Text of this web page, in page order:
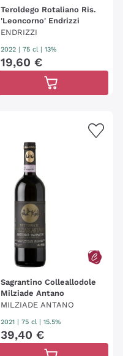
Teroldego Rotaliano Ris.
'Leoncorno' Endrizzi
ENDRIZZI
2022 75 cl | 13%
19,60 €
Sagrantino Colleallodole
Milziade Antano
MILZIADE ANTANO
2021 75 cl | 15.5%
39,40 €